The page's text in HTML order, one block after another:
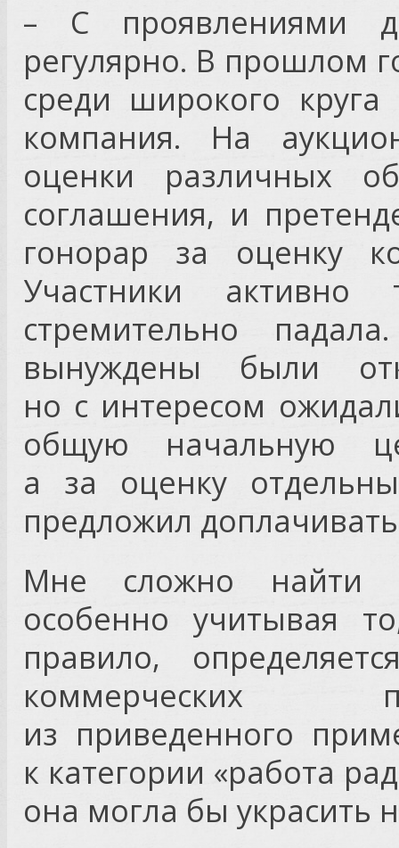
– С проявлениями
регулярно. В прошлом
среди широкого
компания. На
оценки различных
соглашения, и
гонорар за оценку
Участники активно
стремительно
вынуждены были
но с интересом
общую начальную
а за оценку
предложил
Мне сложно найти
особенно учитывая
правило,
коммерческих
из приведенного
к категории «работа
она могла бы украсить